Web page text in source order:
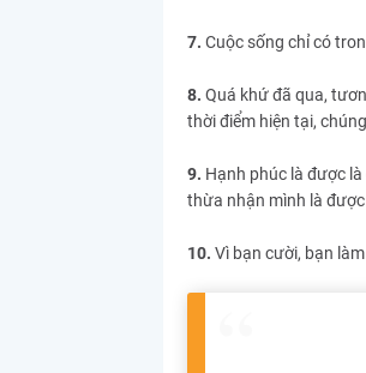
7. Cuộc sống chỉ có
8. Quá khứ đã qua,
thời điểm hiện tại,
9. Hạnh phúc là được
thừa nhận mình là
10. Vì bạn cười, bạn